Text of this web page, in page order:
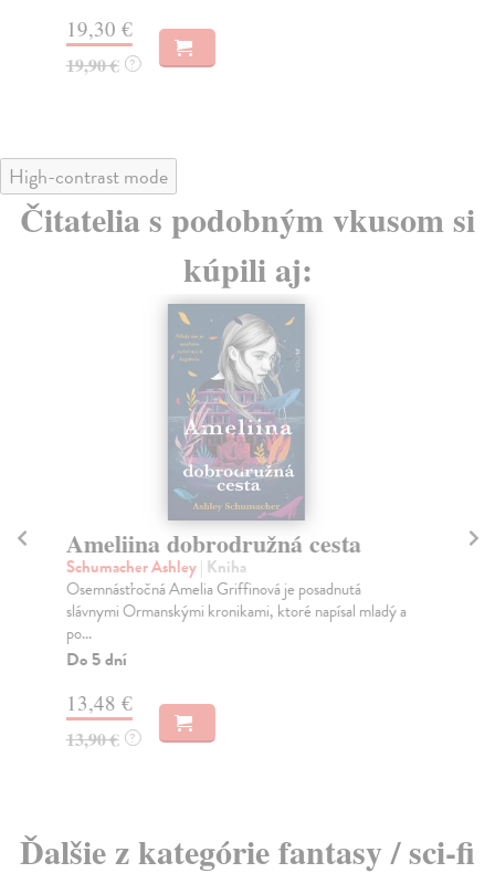
19,30 €
19,90 € ?
High-contrast mode
Čitatelia s podobným vkusom si
kúpili aj:
Ameliina dobrodružná cesta
Schumacher Ashley| Kniha
Osemnásťročná Amelia Griffinová je posadnutá
slávnymi Ormanskými kronikami, ktoré napísal mladý a
po...
Do 5 dní
13,48 €
13,90 € ?
Ďalšie z kategórie fantasy / sci-fi